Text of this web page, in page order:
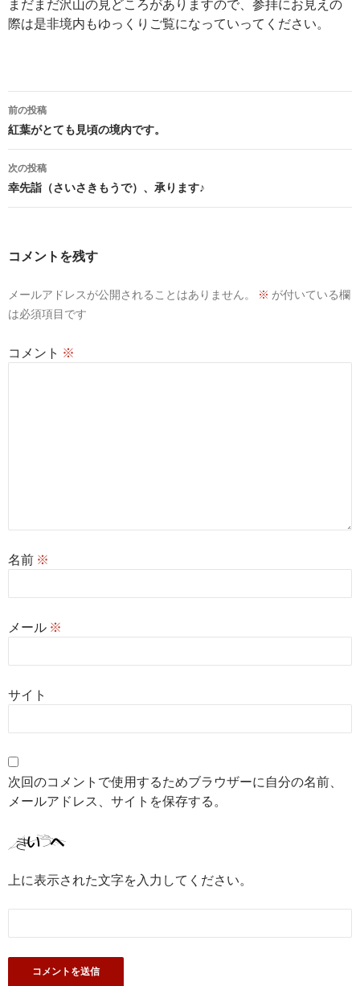
まだまだ沢山の見どころがありますので、参拝にお見えの
際は是非境内もゆっくりご覧になっていってください。
投
稿
ナ
ビ
ョ
前の投稿
紅葉がとても見頃の境内です。
次の投稿
幸先詣（さいさきもうで）、承ります♪
コメントを残す
メールアドレスが公開されることはありません。 ※ が付いている欄
は必須項目です
コメント ※
名前 ※
メール ※
サイト
次回のコメントで使用するためブラウザーに自分の名前、
メールアドレス、サイトを保存する。
上に表示された文字を入力してください。